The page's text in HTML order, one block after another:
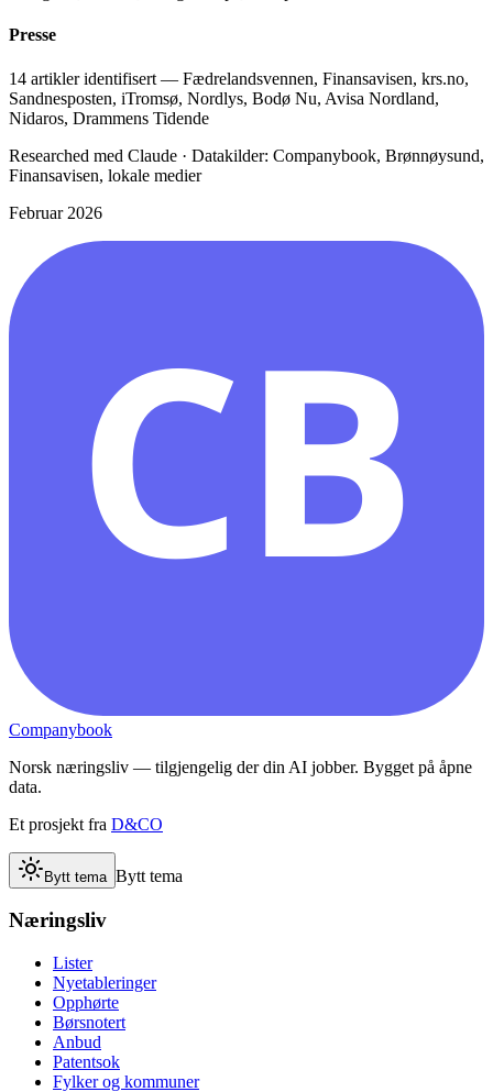
Presse
14 artikler identifisert — Fædrelandsvennen, Finansavisen, krs.no,
Sandnesposten, iTromsø, Nordlys, Bodø Nu, Avisa Nordland,
Nidaros, Drammens Tidende
Researched med Claude · Datakilder: Companybook, Brønnøysund,
Finansavisen, lokale medier
Februar 2026
CB
Companybook
Norsk næringsliv — tilgjengelig der din AI jobber. Bygget på åpne
data.
Et prosjekt fra D&CO
Bytt tema Bytt tema
Næringsliv
Lister
Nyetableringer
Opphørte
Børsnotert
Anbud
Patentsok
Fylker og kommuner